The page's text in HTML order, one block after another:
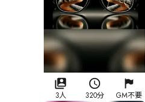
3人 320分 GM不要